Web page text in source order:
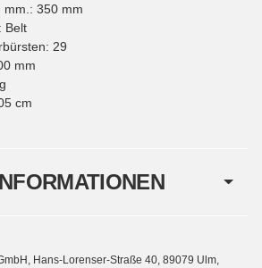
mm.: 350 mm
Belt
29
mm
cm
Hans-Lorenser-Straße 40, 89079 Ulm,